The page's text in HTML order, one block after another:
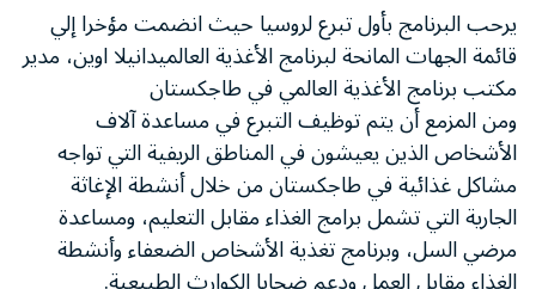
يرحب البرنامج بأول تبرع لروسيا حيث انضمت مؤخرا إلي
قائمة الجهات المانحة لبرنامج الأغذية العالميدانيلا اوين، مدير
مكتب برنامج الأغذية العالمي في طاجكستان
ومن المزمع أن يتم توظيف التبرع في مساعدة آلاف
الأشخاص الذين يعيشون في المناطق الريفية التي تواجه
مشاكل غذائية في طاجكستان من خلال أنشطة الإغاثة
الجارية التي تشمل برامج الغذاء مقابل التعليم، ومساعدة
مرضي السل، وبرنامج تغذية الأشخاص الضعفاء وأنشطة